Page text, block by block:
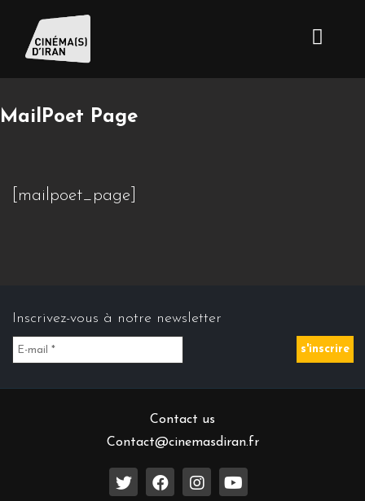
MailPoet Page
[mailpoet_page]
Inscrivez-vous à notre newsletter
Contact us
Contact@cinemasdiran.fr